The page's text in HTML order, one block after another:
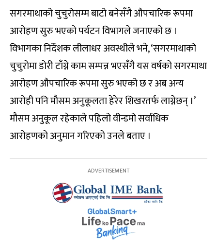
सगरमाथाको चुचुरोसम्म बाटो बनेसँगै औपचारिक रूपमा
आरोहण सुरु भएको पर्यटन विभागले जनाएको छ ।
विभागका निर्देशक लीलाधर अवस्थीले भने, ‘सगरमाथाको
चुचुरोमा डोरी टाँग्ने काम सम्पन्न भएसँगै यस वर्षको सगरमाथा
आरोहण औपचारिक रूपमा सुरु भएको छ र अब अन्य
आरोही पनि मौसम अनुकूलता हेरेर शिखरतर्फ लाग्नेछन् ।’
मौसम अनुकूल रहेकाले पहिलो वीन्डमो सर्वाधिक
आरोहणको अनुमान गरिएको उनले बताए ।